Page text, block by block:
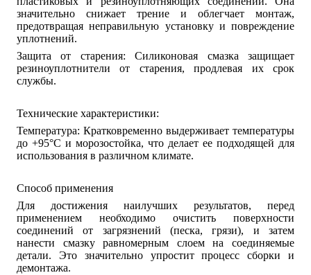
значительно снижает трение и облегчает монтаж,
предотвращая неправильную установку и повреждение
уплотнений.
Защита от старения: Силиконовая смазка защищает
резиноуплотнители от старения, продлевая их срок
службы.
Технические характеристики:
Температура: Кратковременно выдерживает температуры
до +95°C и морозостойка, что делает ее подходящей для
использования в различном климате.
Способ применения
Для достижения наилучших результатов, перед
применением необходимо очистить поверхности
соединений от загрязнений (песка, грязи), и затем
нанести смазку равномерным слоем на соединяемые
детали. Это значительно упростит процесс сборки и
демонтажа.